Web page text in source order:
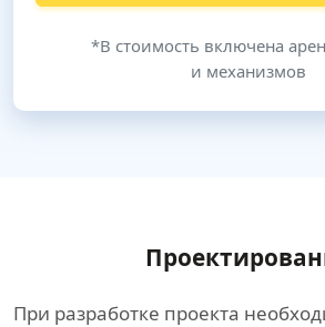
*В стоимость включена
и механизмов
При разработке проекта